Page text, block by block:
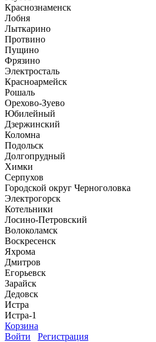
Краснознаменск
Лобня
Лыткарино
Протвино
Пущино
Фрязино
Электросталь
Красноармейск
Рошаль
Орехово-Зуево
Юбилейный
Дзержинский
Коломна
Подольск
Долгопрудный
Химки
Серпухов
Городской округ Черноголовка
Электрогорск
Котельники
Лосино-Петровский
Волоколамск
Воскресенск
Яхрома
Дмитров
Егорьевск
Зарайск
Дедовск
Истра
Истра-1
Корзина
Войти
Регистрация